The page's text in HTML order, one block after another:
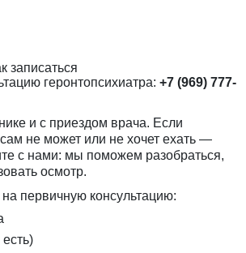
записаться
геронтопсихиатра: +7 (969) 777-
и с приездом врача. Если
не может или не хочет ехать —
с нами: мы поможем разобраться,
осмотр.
на первичную консультацию: